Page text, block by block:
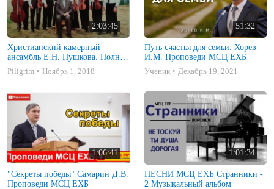
2:03:45
Христианский камерный
ансамбль Е.Н. Пушкова. Полное
собрание
Piligrim Ноябрь 1, 2018
51:32
Путь счастья для семьи. Хорев
И.М. Проповеди МСЦ ЕХБ
Ученик
Декабрь 19, 2021
1:06:41
"Секреты победы" Самарин Д.В.
Проповеди МСЦ ЕХБ
1:01:34
ПЕСНИ МСЦ ЕХБ Странники -
2 Музыкальный альбом